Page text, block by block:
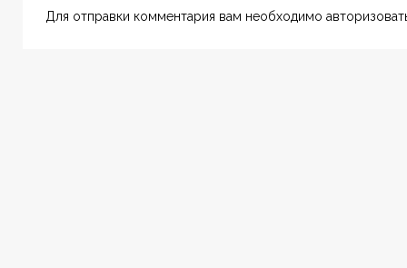
Для отправки комментария вам необходимо